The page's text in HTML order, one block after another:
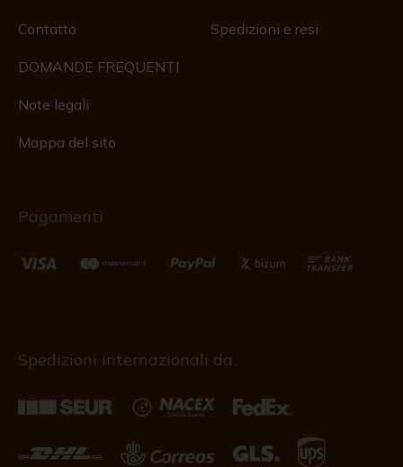
Contatto
DOMANDE FREQUENTI
Note legali
Mappa del sito
Spedizioni e resi
Pagamenti
Spedizioni internazionali da